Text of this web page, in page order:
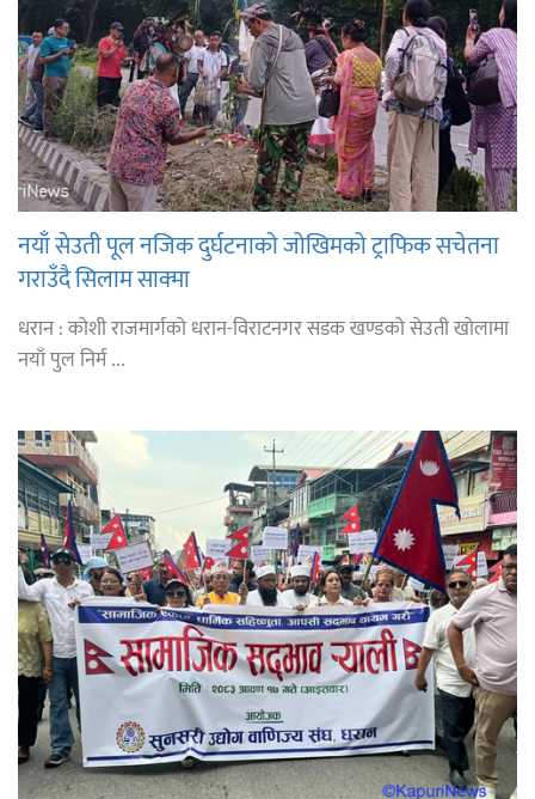
नयाँ सेउती पूल नजिक दुर्घटनाको जोखिमको ट्राफिक सचेतना
गराउँदै सिलाम साक्मा
धरान : कोशी राजमार्गको धरान-विराटनगर सडक खण्डको सेउती खोलामा
नयाँ पुल निर्म ...